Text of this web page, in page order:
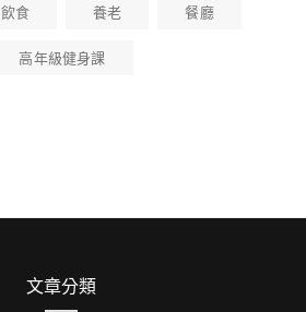
飲食 養老
餐廳
高年級健身課
文章分類